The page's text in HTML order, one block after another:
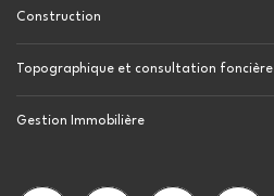
Construction
Topographique et consultation foncière
Gestion Immobilière